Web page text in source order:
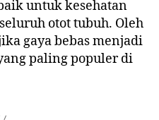
untuk kesehatan
otot tubuh. Oleh
gaya bebas menjadi
paling populer di